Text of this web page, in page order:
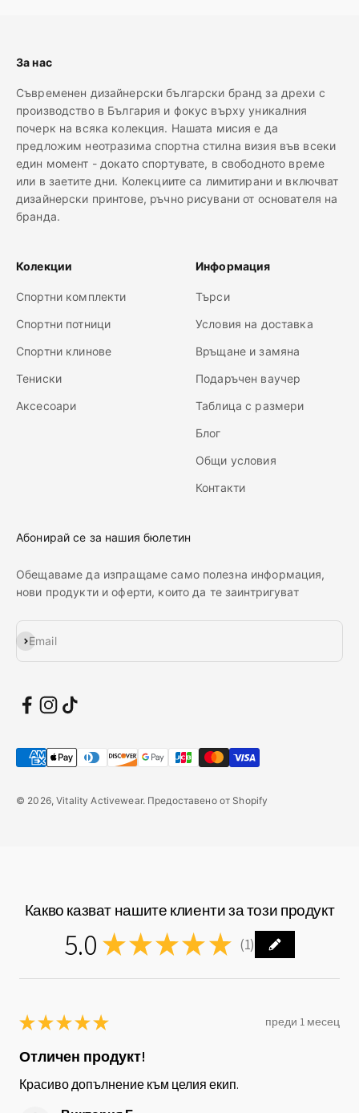
За нас
Съвременен дизайнерски български бранд за дрехи с
производство в България и фокус върху уникалния
почерк на всяка колекция. Нашата мисия е да
предложим неотразима спортна стилна визия във всеки
един момент - докато спортувате, в свободното време
или в заетите дни. Колекциите са лимитирани и включват
дизайнерски принтове, ръчно рисувани от основателя на
бранда.
Колекции
Спортни комплекти
Спортни потници
Спортни клинове
Тениски
Аксесоари
Информация
Търси
Условия на доставка
Връщане и замяна
Подаръчен ваучер
Таблица с размери
Блог
Общи условия
Контакти
Абонирай се за нашия бюлетин
Обещаваме да изпращаме само полезна информация,
нови продукти и оферти, които да те заинтригуват
Email
Абонирай се
© 2026, Vitality Activewear. Предоставено от Shopify
Какво казват нашите клиенти за този продукт
5.0 ★★★★ ★ 1
★★★★★ преди 1 месец
Отличен продукт!
Красиво допълнение към целия екип.